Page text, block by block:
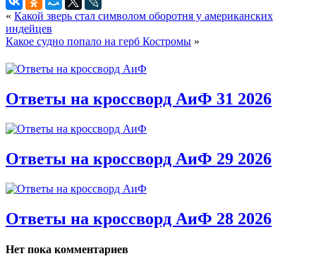
« Какой зверь стал символом оборотня у американских
индейцев
Какое судно попало на герб Костромы »
Ответы на кроссворд АиФ 31 2026
Ответы на кроссворд АиФ 29 2026
Ответы на кроссворд АиФ 28 2026
Нет пока комментариев